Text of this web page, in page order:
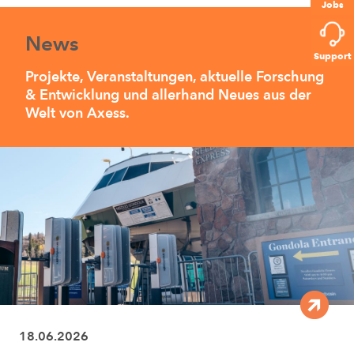
Jobs
Support
News
Projekte, Veranstaltungen, aktuelle Forschung
& Entwicklung und allerhand Neues aus der
Welt von Axess.
18.06.2026